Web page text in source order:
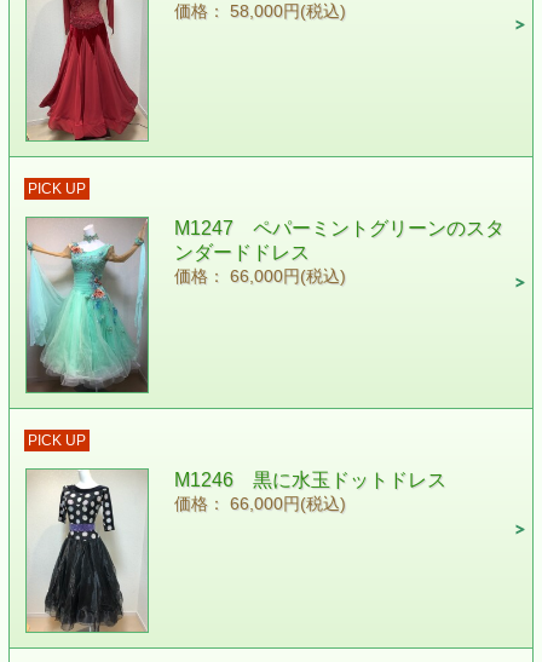
価格： 58,000円(税込)
PICK UP
M1247 ペパーミントグリーンのスタ
ンダードドレス
価格： 66,000円(税込)
PICK UP
M1246 黒に水玉ドットドレス
価格： 66,000円(税込)